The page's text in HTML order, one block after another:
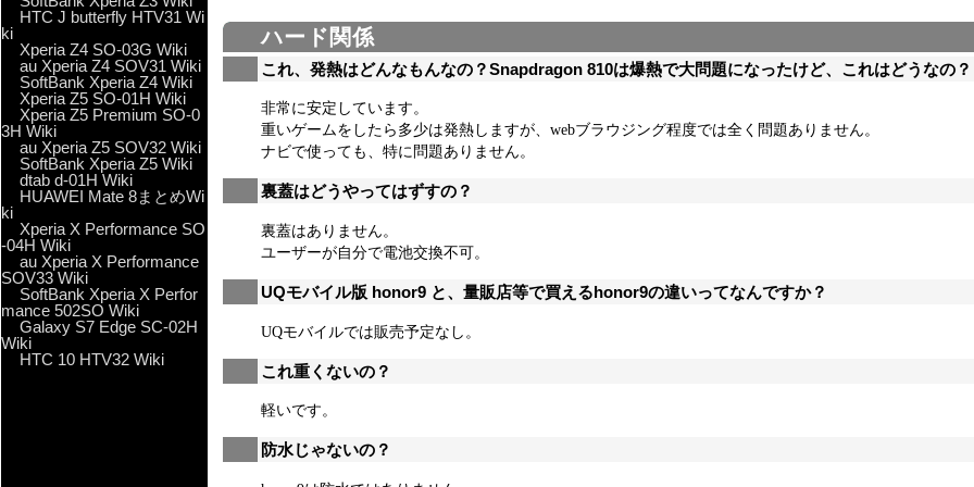
ハード関係
これ、発熱はどんなもんなの？Snapdragon 810は爆熱で大問題になったけど、これはどうなの？
非常に安定しています。
重いゲームをしたら多少は発熱しますが、webブラウジング程度では全く問題ありません。
ナビで使っても、特に問題ありません。
裏蓋はどうやってはずすの？
裏蓋はありません。
ユーザーが自分で電池交換不可。
UQモバイル版 honor9 と、量販店等で買えるhonor9の違いってなんですか？
UQモバイルでは販売予定なし。
これ重くないの？
軽いです。
防水じゃないの？
HTC J butterfly HTV31 Wi
ki
Xperia Z4 SO-03G Wiki
au Xperia Z4 SOV31 Wiki
SoftBank Xperia Z4 Wiki
Xperia Z5 SO-01H Wiki
Xperia Z5 Premium SO-0
3H Wiki
au Xperia Z5 SOV32 Wiki
SoftBank Xperia Z5 Wiki
dtab d-01H Wiki
HUAWEI Mate 8まとめWi
ki
Xperia X Performance SO
-04H Wiki
au Xperia X Performance
SOV33 Wiki
SoftBank Xperia X Perfor
mance 502SO Wiki
Galaxy S7 Edge SC-02H
Wiki
HTC 10 HTV32 Wiki